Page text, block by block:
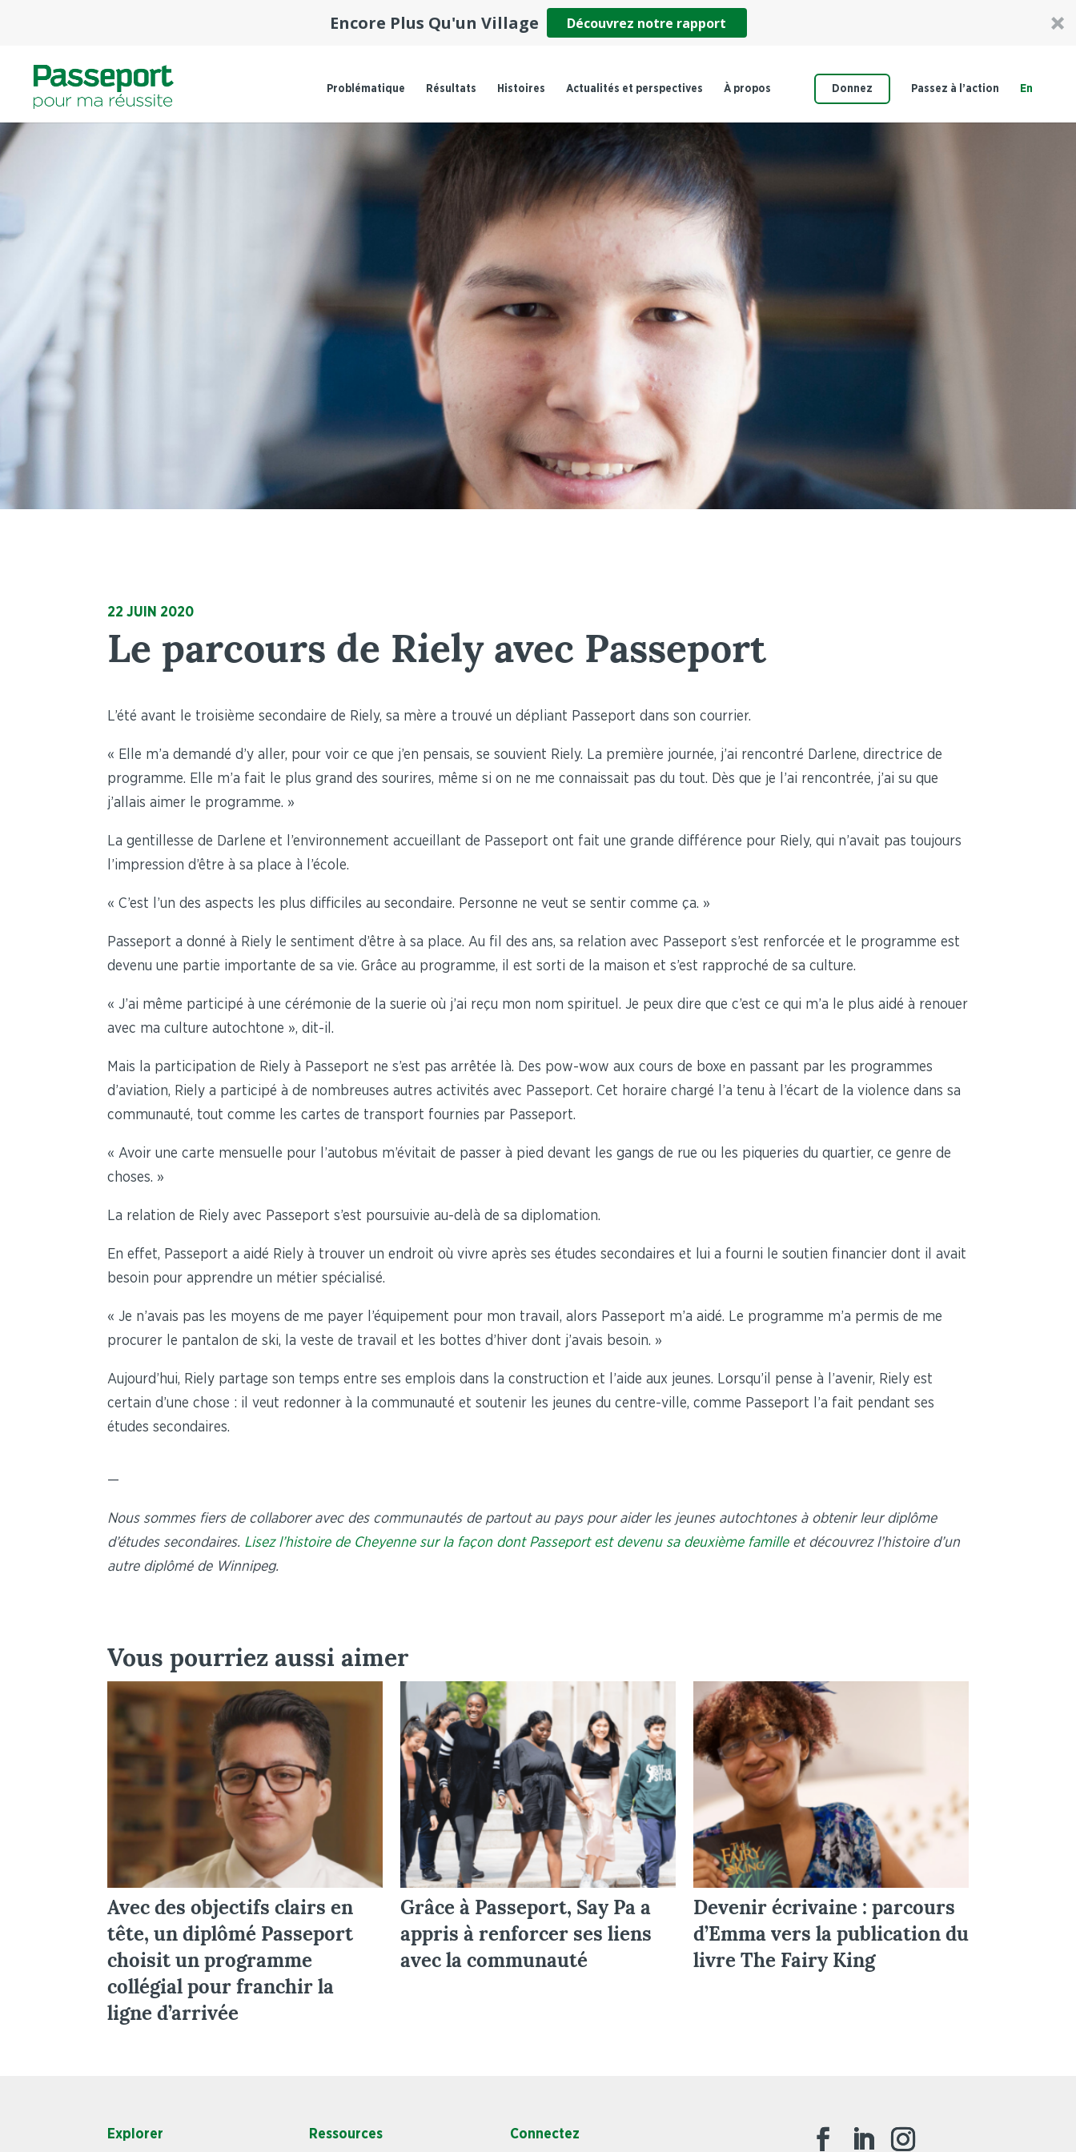
Encore Plus Qu'un Village Découvrez notre rapport
Problématique Résultats Histoires Actualités et perspectives À propos Donnez Passez à l’action En
22 JUIN 2020
Le parcours de Riely avec Passeport
L’été avant le troisième secondaire de Riely, sa mère a trouvé un dépliant Passeport dans son courrier.
« Elle m’a demandé d’y aller, pour voir ce que j’en pensais, se souvient Riely. La première journée, j’ai rencontré Darlene, directrice de
programme. Elle m’a fait le plus grand des sourires, même si on ne me connaissait pas du tout. Dès que je l’ai rencontrée, j’ai su que
j’allais aimer le programme. »
La gentillesse de Darlene et l’environnement accueillant de Passeport ont fait une grande différence pour Riely, qui n’avait pas toujours
l’impression d’être à sa place à l’école.
« C’est l’un des aspects les plus difficiles au secondaire. Personne ne veut se sentir comme ça. »
Passeport a donné à Riely le sentiment d’être à sa place. Au fil des ans, sa relation avec Passeport s’est renforcée et le programme est
devenu une partie importante de sa vie. Grâce au programme, il est sorti de la maison et s’est rapproché de sa culture.
« J’ai même participé à une cérémonie de la suerie où j’ai reçu mon nom spirituel. Je peux dire que c’est ce qui m’a le plus aidé à renouer
avec ma culture autochtone », dit-il.
Mais la participation de Riely à Passeport ne s’est pas arrêtée là. Des pow-wow aux cours de boxe en passant par les programmes
d’aviation, Riely a participé à de nombreuses autres activités avec Passeport. Cet horaire chargé l’a tenu à l’écart de la violence dans sa
communauté, tout comme les cartes de transport fournies par Passeport.
« Avoir une carte mensuelle pour l’autobus m’évitait de passer à pied devant les gangs de rue ou les piqueries du quartier, ce genre de
choses. »
La relation de Riely avec Passeport s’est poursuivie au-delà de sa diplomation.
En effet, Passeport a aidé Riely à trouver un endroit où vivre après ses études secondaires et lui a fourni le soutien financier dont il avait
besoin pour apprendre un métier spécialisé.
« Je n’avais pas les moyens de me payer l’équipement pour mon travail, alors Passeport m’a aidé. Le programme m’a permis de me
procurer le pantalon de ski, la veste de travail et les bottes d’hiver dont j’avais besoin. »
Aujourd’hui, Riely partage son temps entre ses emplois dans la construction et l’aide aux jeunes. Lorsqu’il pense à l’avenir, Riely est
certain d’une chose : il veut redonner à la communauté et soutenir les jeunes du centre-ville, comme Passeport l’a fait pendant ses
études secondaires.
—
Nous sommes fiers de collaborer avec des communautés de partout au pays pour aider les jeunes autochtones à obtenir leur diplôme
d’études secondaires. Lisez l’histoire de Cheyenne sur la façon dont Passeport est devenu sa deuxième familleet découvrez l’histoire d’un
autre diplômé de Winnipeg.
Vous pourriez aussi aimer
Avec des objectifs clairs en
tête, un diplômé Passeport
choisit un programme
collégial pour franchir la
ligne d’arrivée
Grâce à Passeport, Say Pa a
appris à renforcer ses liens
avec la communauté
Devenir écrivaine : parcours
d’Emma vers la publication du
livre The Fairy King
Explorer Ressources Connectez